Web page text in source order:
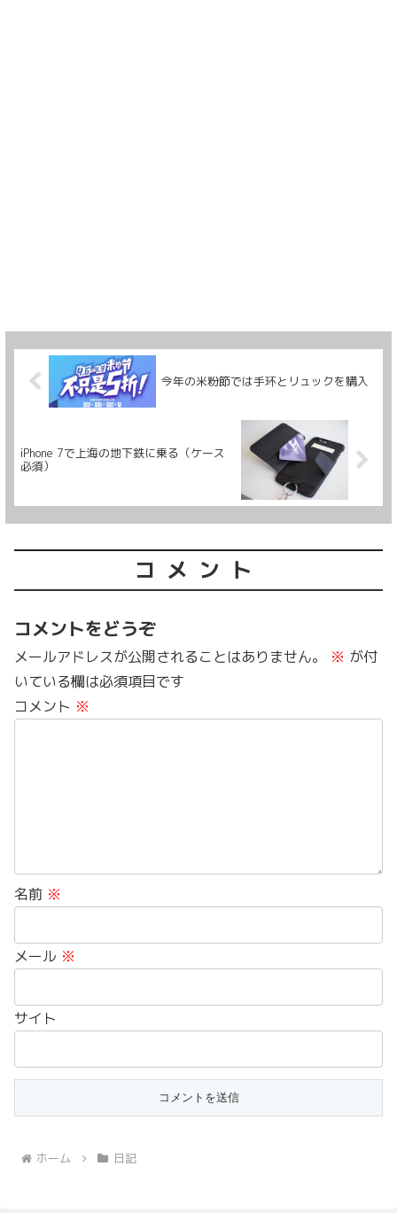
今年の米粉節では手环とリュックを購入
iPhone 7で上海の地下鉄に乗る（ケース
必須）
コメント
コメントをどうぞ
メールアドレスが公開されることはありません。 ※ が付
いている欄は必須項目です
コメント ※
名前 ※
メール ※
サイト
ホーム 日記